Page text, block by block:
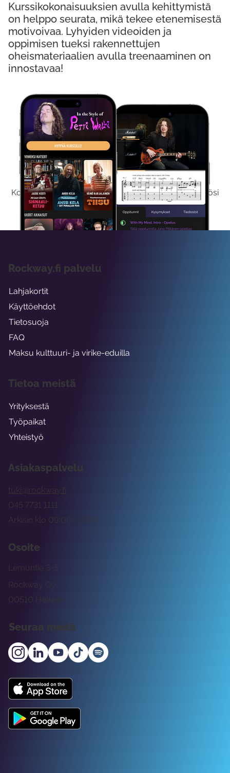
Kokeile Ilmaiseksi
Kokeilemalla ilmaiseksi saat koko sisältömme käyttöösi
viikon ajaksi.
Kurssikokonaisuuksien avulla kehittymistä
on helppo seurata, mikä tekee etenemisestä
motivoivaa. Lyhyiden videoiden ja
oppimisen tueksi rakennettujen
oheismateriaalien avulla treenaaminen on
innostavaa!
Asiakaspalvelu
tuki@rockway.fi
Arkisin klo 09:00 -15:00
045 7731 1111
Osoite
Rockway Oy
Lemuntie 3-5
00510 Helsinki
Seuraa meitä
Rockway.fi palvelu
Lahjakortit
Käyttöehdot
Tietosuoja
FAQ
Maksu kulttuuri- ja virike-eduilla
Tietoa meistä
Yrityksestä
Työpaikat
Yhteistyö